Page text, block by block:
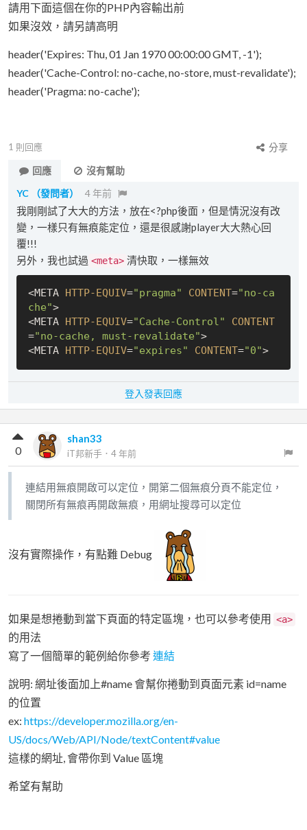
請用下面這個在你的PHP內容輸出前
如果沒效，請另請高明
header('Expires: Thu, 01 Jan 1970 00:00:00 GMT, -1');
header('Cache-Control: no-cache, no-store, must-revalidate');
header('Pragma: no-cache');
1 則回應
分享
回應
沒有幫助
YC
（發問者） 4 年前
我剛剛試了大大的方法，放在<?php後面，但是情況沒有改
變，一樣只有無痕能定位，還是很感謝player大大熱心回
覆!!!
另外，我也試過 <meta> 清快取，一樣無效
<META HTTP-EQUIV="pragma" CONTENT="no-ca
che">
<META HTTP-EQUIV="Cache-Control"
CONTENT
="no-cache, must-revalidate">
<META HTTP-EQUIV="expires" CONTENT="0" >
登入發表回應
shan33
iT邦新手 ． 4 年前
0
連結用無痕開啟可以定位，開第二個無痕分頁不能定位，
關閉所有無痕再開啟無痕，用網址搜尋可以定位
沒有實際操作，有點難 Debug
如果是想捲動到當下頁面的特定區塊，也可以參考使用 <a>
的用法
寫了一個簡單的範例給你參考 連結
說明: 網址後面加上#name 會幫你捲動到頁面元素 id=name
的位置
ex: https://developer.mozilla.org/en-
US/docs/Web/API/Node/textContent#value
這樣的網址, 會帶你到 Value 區塊
希望有幫助